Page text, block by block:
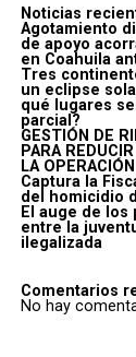
Noticias
Agotamiento
de apoyo
en Coahuila
Tres
un eclipse
qué lugares
parcial?
GESTIÓN DE
PARA
LA OPERACIÓN
Captura la
del homicidio
El auge de
entre la
ilegalizada
Comentarios
No hay